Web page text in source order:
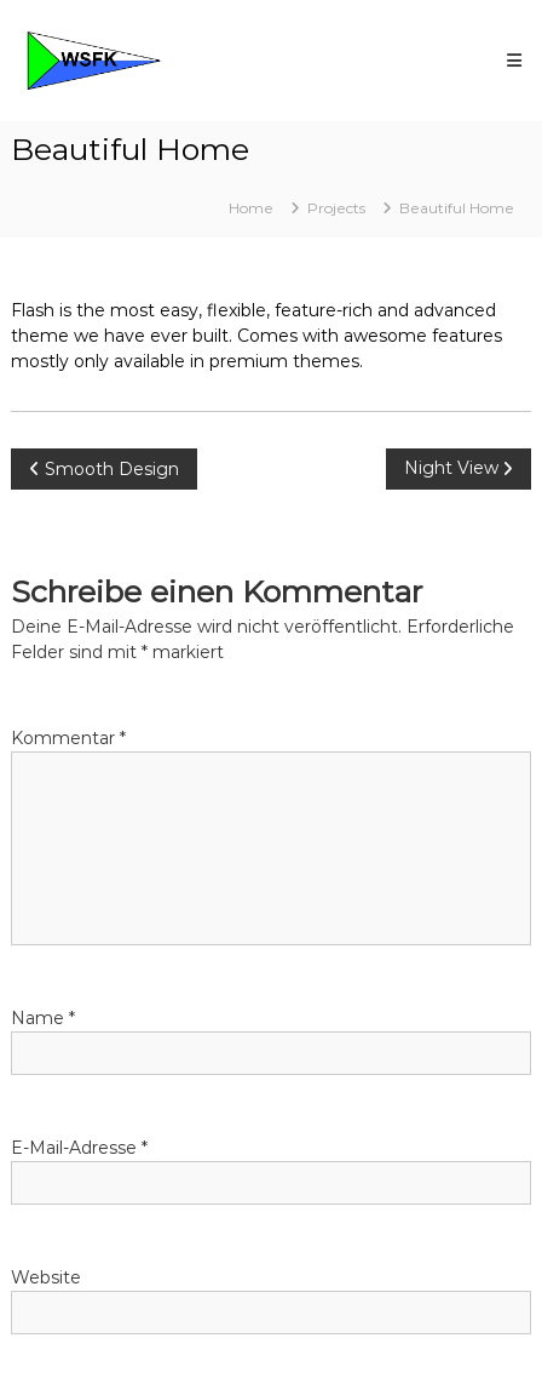
content
Wassersportfreunde
Kassel
Die
Community
Beautiful Home
Home Projects Beautiful Home
Flash is the most easy, flexible, feature-rich and advanced
theme we have ever built. Comes with awesome features
mostly only available in premium themes.
Beitragsnavigation
Smooth Design Night View
Schreibe einen Kommentar
Deine E-Mail-Adresse wird nicht veröffentlicht. Erforderliche
Felder sind mit *markiert
Kommentar *
Name *
E-Mail-Adresse *
Website